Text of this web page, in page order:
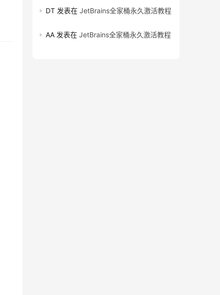
DT 发表在 JetBrains全家桶永久激活教程
AA 发表在 JetBrains全家桶永久激活教程